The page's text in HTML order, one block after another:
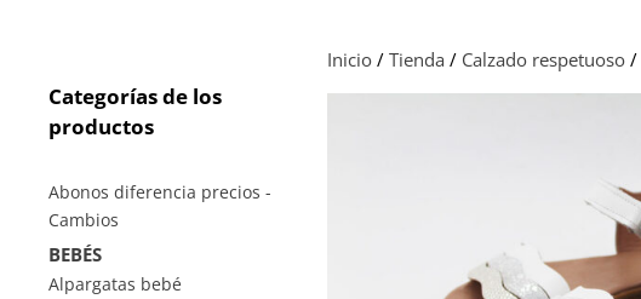
Inicio/ Tienda / Calzado respetuoso/
Categorías de los
productos
Abonos diferencia precios -
Cambios
BEBÉS
Alpargatas bebé